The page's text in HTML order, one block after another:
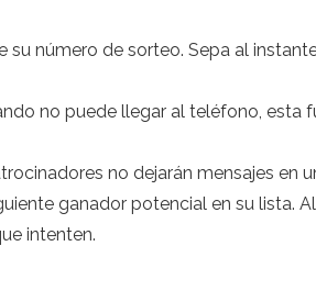
su número de sorteo. Sepa al
no puede llegar al teléfono, esta
no dejarán mensajes en
ganador potencial en su lista.
intenten.